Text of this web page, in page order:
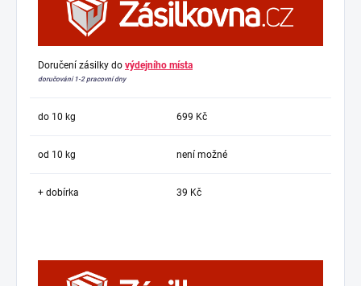
Doručení zásilky do výdejního místa
doručování 1-2 pracovní dny
do 10 kg 699 Kč
od 10 kg není možné
+ dobírka 39 Kč